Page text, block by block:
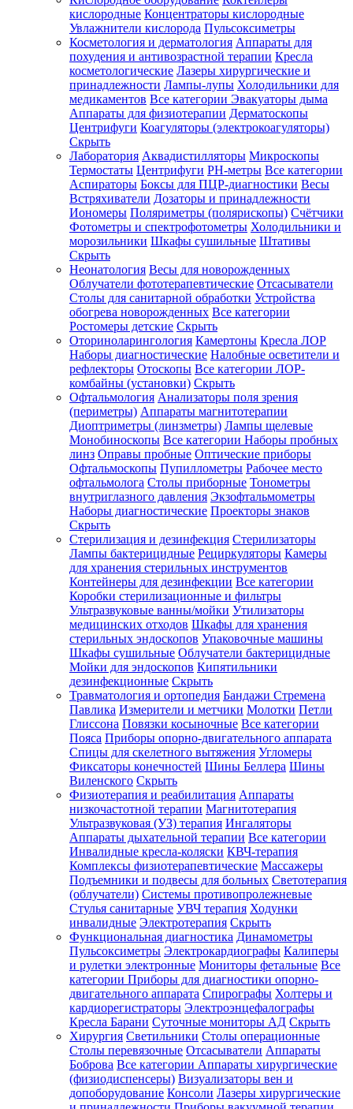
Зарегистрироваться
Зачем
регистрироваться?
Все
покупки
одном
месте
Личный
менеджер
Отслеживание
статуса
заказа
кислородные Концентраторы кислородные
Увлажнители кислорода Пульсоксиметры
Косметология и дерматология Аппараты для
похудения и антивозрастной терапии Кресла
косметологические Лазеры хирургические и
принадлежности Лампы-лупы Холодильники для
медикаментов Все категории Эвакуаторы дыма
Аппараты для физиотерапии Дерматоскопы
Центрифуги Коагуляторы (электрокоагуляторы)
Скрыть
Лаборатория Аквадистилляторы Микроскопы
Термостаты Центрифуги PH-метры Все категории
Аспираторы Боксы для ПЦР-диагностики Весы
Встряхиватели Дозаторы и принадлежности
Иономеры Поляриметры (полярископы) Счётчики
Фотометры и спектрофотометры Холодильники и
морозильники Шкафы сушильные Штативы
Скрыть
Неонатология Весы для новорожденных
Облучатели фототерапевтические Отсасыватели
Столы для санитарной обработки Устройства
обогрева новорожденных Все категории
Ростомеры детские Скрыть
Оториноларингология Камертоны Кресла ЛОР
Наборы диагностические Налобные осветители и
рефлекторы Отоскопы Все категории ЛОР-
комбайны (установки) Скрыть
Офтальмология Анализаторы поля зрения
(периметры) Аппараты магнитотерапии
Диоптриметры (линзметры) Лампы щелевые
Монобиноскопы Все категории Наборы пробных
линз Оправы пробные Оптические приборы
Офтальмоскопы Пупиллометры Рабочее место
офтальмолога Столы приборные Тонометры
внутриглазного давления Экзофтальмометры
Наборы диагностические Проекторы знаков
Скрыть
Стерилизация и дезинфекция Стерилизаторы
Лампы бактерицидные Рециркуляторы Камеры
для хранения стерильных инструментов
Контейнеры для дезинфекции Все категории
Коробки стерилизационные и фильтры
Ультразвуковые ванны/мойки Утилизаторы
медицинских отходов Шкафы для хранения
стерильных эндоскопов Упаковочные машины
Шкафы сушильные Облучатели бактерицидные
Мойки для эндоскопов Кипятильники
дезинфекционные Скрыть
Травматология и ортопедия Бандажи Стремена
Павлика Измерители и метчики Молотки Петли
Глиссона Повязки косыночные Все категории
Пояса Приборы опорно-двигательного аппарата
Спицы для скелетного вытяжения Угломеры
Фиксаторы конечностей Шины Беллера Шины
Виленского Скрыть
Физиотерапия и реабилитация Аппараты
низкочастотной терапии Магнитотерапия
Ультразвуковая (УЗ) терапия Ингаляторы
Аппараты дыхательной терапии Все категории
Инвалидные кресла-коляски КВЧ-терапия
Комплексы физиотерапевтические Массажеры
Подъемники и подвесы для больных Светотерапия
(облучатели) Системы противопролежневые
Стулья санитарные УВЧ терапия Ходунки
инвалидные Электротерапия Скрыть
Функциональная диагностика Динамометры
Пульсоксиметры Электрокардиографы Калиперы
и рулетки электронные Мониторы фетальные Все
категории Приборы для диагностики опорно-
двигательного аппарата Спирографы Холтеры и
кардиорегистраторы Электроэнцефалографы
Кресла Барани Суточные мониторы АД Скрыть
Хирургия Светильники Столы операционные
Столы перевязочные Отсасыватели Аппараты
Боброва Все категории Аппараты хирургические
(физиодиспенсеры) Визуализаторы вен и
допоборудование Консоли Лазеры хирургические